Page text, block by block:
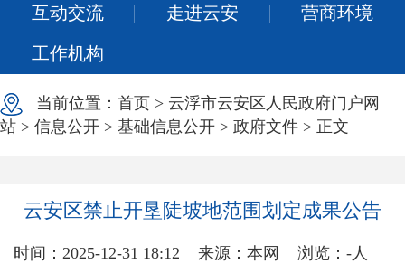
互动交流 走进云安 营商环境
工作机构
当前位置： 首页 > 云浮市云安区人民政府门户网
站 > 信息公开 > 基础信息公开 > 政府文件 > 正文
云安区禁止开垦陡坡地范围划定成果公告
时间：2025-12-31 18:12 来源：本网 浏览： -人